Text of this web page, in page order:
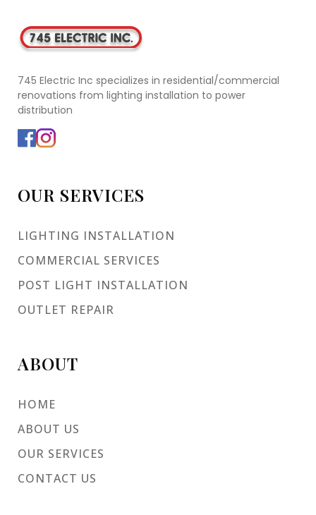
745 Electric Inc specializes in residential/commercial
renovations from lighting installation to power
distribution
OUR SERVICES
LIGHTING INSTALLATION
COMMERCIAL SERVICES
POST LIGHT INSTALLATION
OUTLET REPAIR
ABOUT
HOME
ABOUT US
OUR SERVICES
CONTACT US